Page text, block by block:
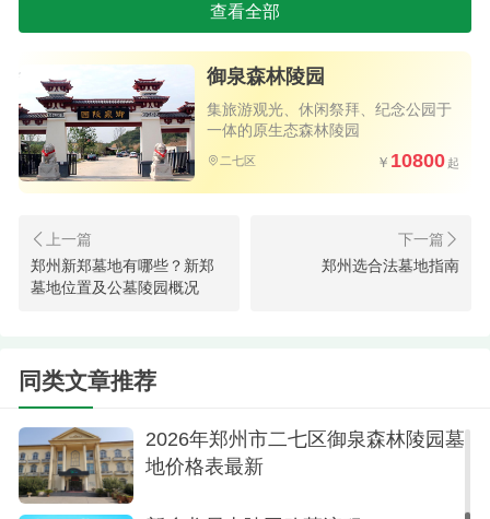
园内全面实行禁燃禁放，请大家继续遵守陵园
祭祀规定，做到无烟祭祀、环保祭祀，倡导文明新
风，推进移风易俗。
2.祭扫方式
扫方式，无论身处何方，在线祭祀，云上思念，心
意不减。
自驾您可以从嵩山路南三环进入郑密路（316省
公共交通您可乘坐722路、560路、郑州至新密
大巴到三李村口下车。
查看全部
御泉森林陵园
集旅游观光、休闲祭拜、纪念公园于
一体的原生态森林陵园
二七区 10800
郑州新郑墓地有哪些？新郑
墓地位置及公墓陵园概况
郑州选合法墓地指南
同类文章推荐
2026年御泉森林陵园最新墓地价格参
考,选墓电话拨打400-602-8085
的物质空间,更是承载记忆、启迪生者
2026年郑州市二七区御泉森林陵园墓
地价格表最新